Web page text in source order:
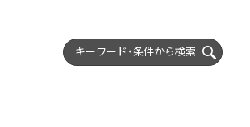
キーワード・条件から検索